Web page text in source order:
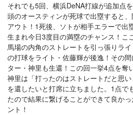
それでも5回、横浜DeNA打線が追加点
頭のオースティンが死球で出塁すると
アウト！1死後、ソトが相手エラーで出
生まれ今日3度目の満塁のチャンス！こ
馬場の内角のストレートを引っ張りラ
の打球をライト・佐藤輝が後逸！その
ター・神里も生還！この回一挙4点を奪
神里は「打ったのはストレートだと思
を還したいと打席に立ちました。1点で
たので結果に繋げることができて良か
ント！